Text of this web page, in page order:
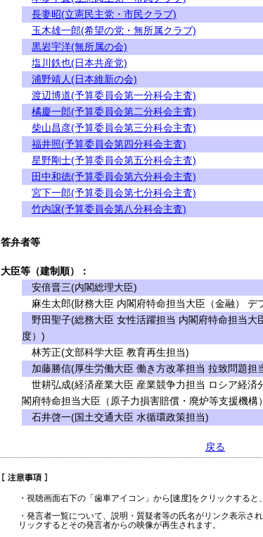
長妻昭(立憲民主党・市民クラブ)
玉木雄一郎(希望の党・無所属クラブ)
黒岩宇洋(無所属の会)
塩川鉄也(日本共産党)
浦野靖人(日本維新の会)
渡辺博道(予算委員会第一分科会主査)
橘慶一郎(予算委員会第二分科会主査)
柴山昌彦(予算委員会第三分科会主査)
福井照(予算委員会第四分科会主査)
星野剛士(予算委員会第五分科会主査)
田中和徳(予算委員会第六分科会主査)
宮下一郎(予算委員会第七分科会主査)
竹内譲(予算委員会第八分科会主査)
答弁者等
大臣等（建制順）：
安倍晋三(内閣総理大臣)
麻生太郎(財務大臣 内閣府特命担当大臣（金融） デ
野田聖子(総務大臣 女性活躍担当 内閣府特命担当大
度）)
林芳正(文部科学大臣 教育再生担当)
加藤勝信(厚生労働大臣 働き方改革担当 拉致問題担
世耕弘成(経済産業大臣 産業競争力担当 ロシア経済
閣府特命担当大臣（原子力損害賠償・廃炉等支援機構
石井啓一(国土交通大臣 水循環政策担当)
戻る
・視聴画面右下の「歯車アイコン」から[速度]をクリックすると
・発言者一覧について、説明・質疑者等の氏名がリンク表示さ
リックするとその発言者からの映像が再生されます。